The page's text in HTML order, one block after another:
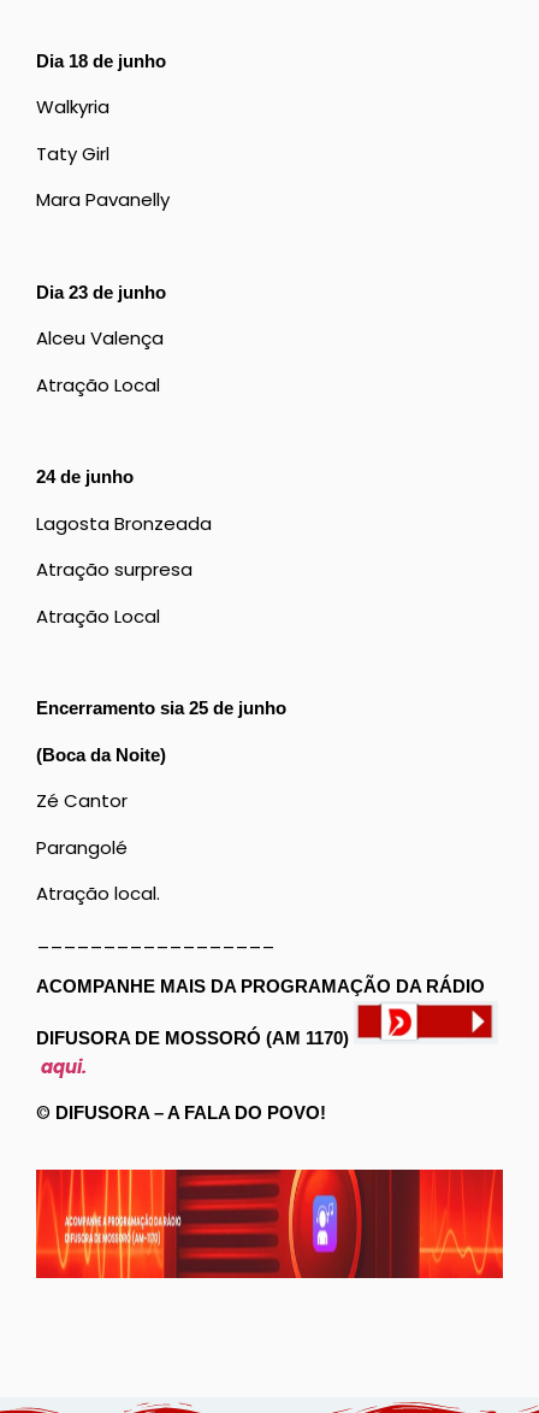
Dia 18 de junho
Walkyria
Taty Girl
Mara Pavanelly
Dia 23 de junho
Alceu Valença
Atração Local
24 de junho
Lagosta Bronzeada
Atração surpresa
Atração Local
Encerramento sia 25 de junho
(Boca da Noite)
Zé Cantor
Parangolé
Atração local.
ACOMPANHE MAIS DA PROGRAMAÇÃO DA RÁDIO
DIFUSORA DE MOSSORÓ (AM 1170)
aqui.
© DIFUSORA – A FALA DO POVO!